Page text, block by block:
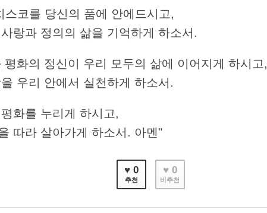
코를 당신의 품에 안에드시고,
랑과 정의의 삶을 기억하게 하소서.
화의 정신이 우리 모두의 삶에 이어지게 하시고,
우리 안에서 실천하게 하소서.
화를 누리게 하시고,
따라 살아가게 하소서. 아멘"
♥ 0
추천
♥ 0
비추천
치북5
치북5